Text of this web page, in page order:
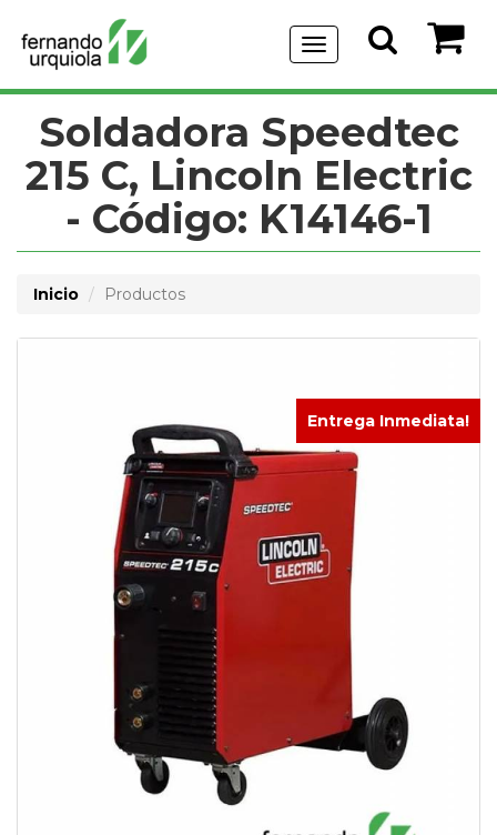
Menu
de
Navegación
Soldadora Speedtec
215 C, Lincoln Electric
- Código: K14146-1
Inicio Productos
Entrega Inmediata!